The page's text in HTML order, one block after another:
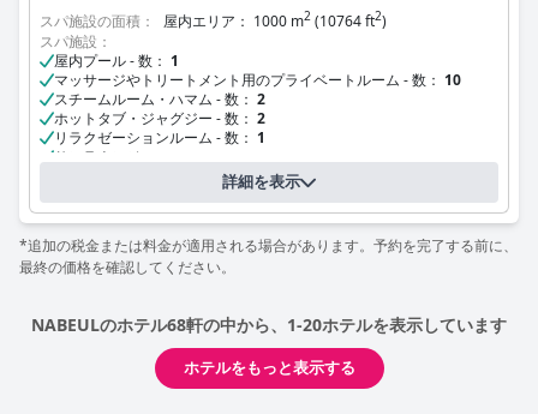
スパ施設の面積：
屋内エリア： 1000 m2 (10764 ft2)
スパ施設：
屋内プール - 数： 1
マッサージやトリートメント用のプライベートルーム - 数： 10
スチームルーム・ハマム - 数： 2
ホットタブ・ジャグジー - 数： 2
リラクゼーションルーム - 数： 1
サンラウンジャー
09:00 - 19:00
詳細を表示
*追加の税金または料金が適用される場合があります。予約を完了する前に、
最終の価格を確認してください。
NABEULのホテル68軒の中から、1-20ホテルを表示しています
ホテルをもっと表示する